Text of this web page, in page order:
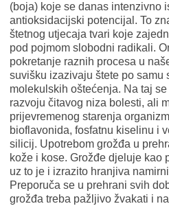
(boja) koje se danas intenzivno
antioksidacijski potencijal. To
štetnog utjecaja tvari koje
pod pojmom slobodni radikali.
pokretanje raznih procesa u
suvišku izazivaju štete po samu
molekulskih oštećenja. Na taj
razvoju čitavog niza bolesti, ali
prijevremenog starenja
bioflavonida, fosfatnu kiselinu i
silicij. Upotrebom grožđa u
kože i kose. Grožđe djeluje kao
uz to je i izrazito hranjiva
Preporuča se u prehrani svih
grožđa treba pažljivo žvakati i